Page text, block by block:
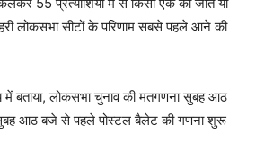
लोकसभा सीटों के परिणाम सबसे पहले आने की
में बताया, लोकसभा चुनाव की मतगणना सुबह आठ
सुबह आठ बजे से पहले पोस्टल बैलेट की गणना शुरू